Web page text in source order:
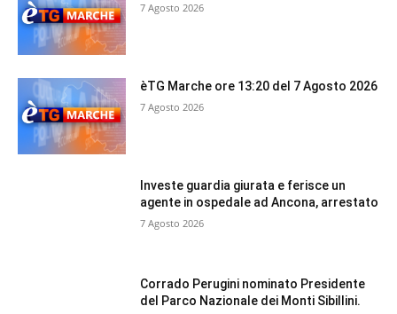
7 Agosto 2026
èTG Marche ore 13:20 del 7 Agosto 2026
7 Agosto 2026
Investe guardia giurata e ferisce un
agente in ospedale ad Ancona, arrestato
7 Agosto 2026
Corrado Perugini nominato Presidente
del Parco Nazionale dei Monti Sibillini.